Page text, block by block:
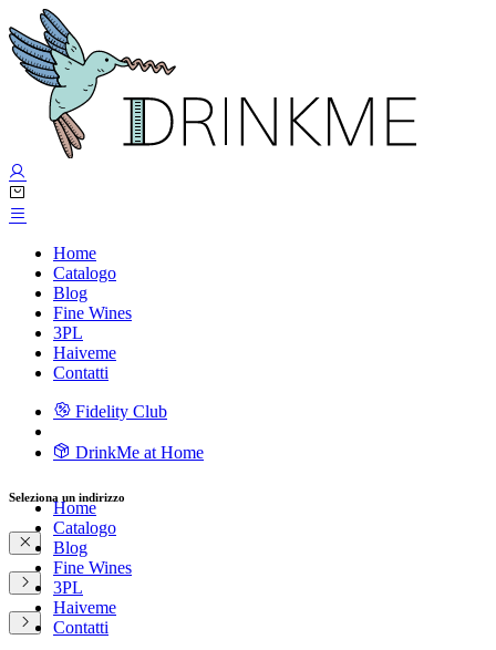
Home
Catalogo
Blog
Fine Wines
3PL
Haiveme
Contatti
Fidelity Club
DrinkMe at Home
Home
Catalogo
Blog
Fine Wines
3PL
Haiveme
Contatti
Seleziona un indirizzo